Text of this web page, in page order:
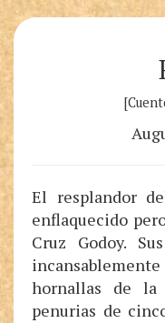
El resplandor
enflaquecido
Cruz Godoy.
hornallas de
penurias de